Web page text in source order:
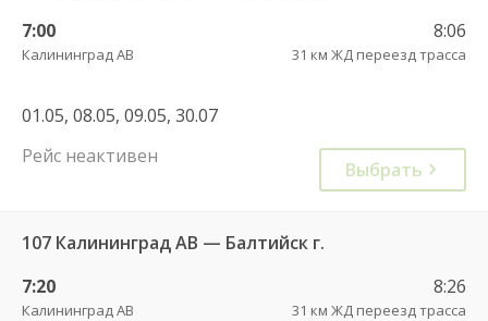
7:00
Калининград АВ
8:06
31 км ЖД переезд трасса
01.05, 08.05, 09.05, 30.07
Рейс неактивен
Выбрать
107 Калининград АВ — Балтийск г.
7:20
Калининград АВ
8:26
31 км ЖД переезд трасса